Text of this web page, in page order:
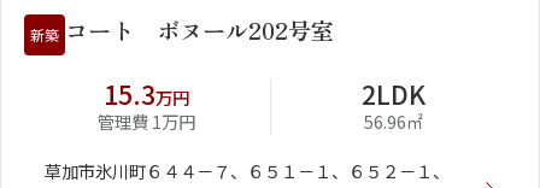
新築 コート ボヌール202号室
15.3万円
管理費 1万円
2LDK
56.96㎡
草加市氷川町６４４－７、６５１－１、６５２－１、